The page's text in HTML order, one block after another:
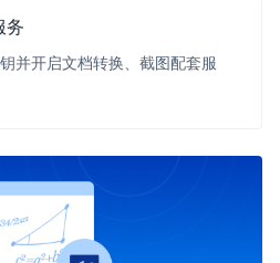
务
并开启文档转换、截图配套服